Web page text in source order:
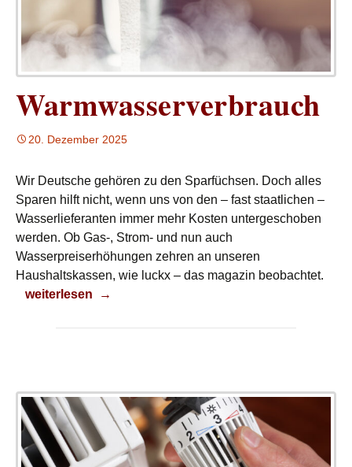
Warmwasserverbrauch
20. Dezember 2025
Wir Deutsche gehören zu den Sparfüchsen. Doch alles
Sparen hilft nicht, wenn uns von den – fast staatlichen –
Wasserlieferanten immer mehr Kosten untergeschoben
werden. Ob Gas-, Strom- und nun auch
Wasserpreiserhöhungen zehren an unseren
Haushaltskassen, wie luckx – das magazin beobachtet.
Warmwasserverbrauch
weiterlesen →